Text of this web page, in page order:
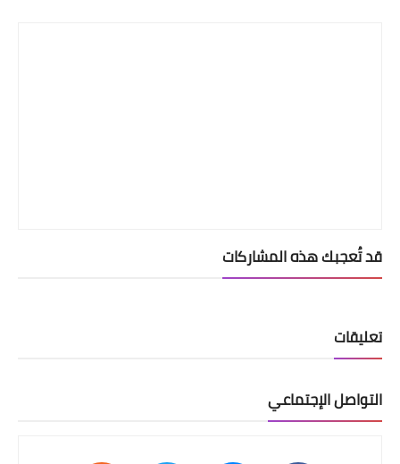
قد تُعجبك هذه المشاركات
تعليقات
التواصل الإجتماعي